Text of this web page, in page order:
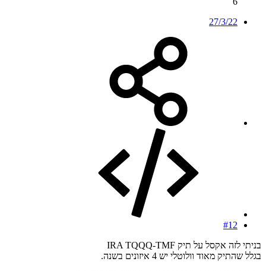
27/3/22
#12
בניתי לזה אקסל על תיק IRA TQQQ-TMF
בגלל שהתיק מאוד וולוטלי יש 4 איזונים בשנה.